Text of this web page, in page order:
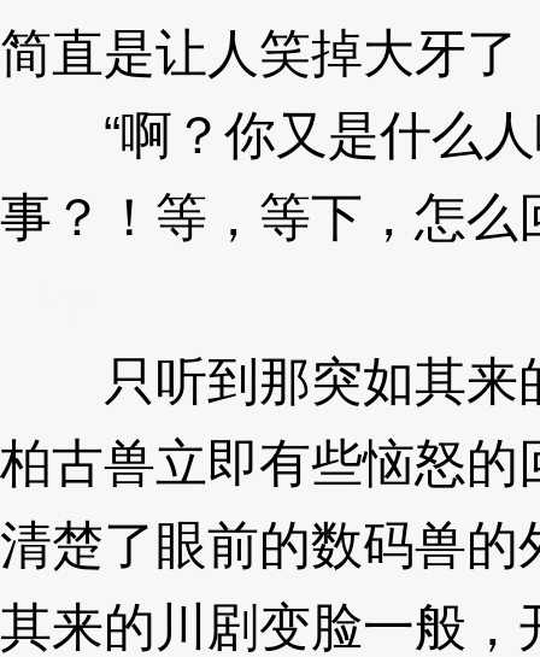
简直是让人笑掉大牙了
“啊？你又是什么人
事？！等，等下，怎么
只听到那突如其来
柏古兽立即有些恼怒
清楚了眼前的数码兽
其来的川剧变脸一般，